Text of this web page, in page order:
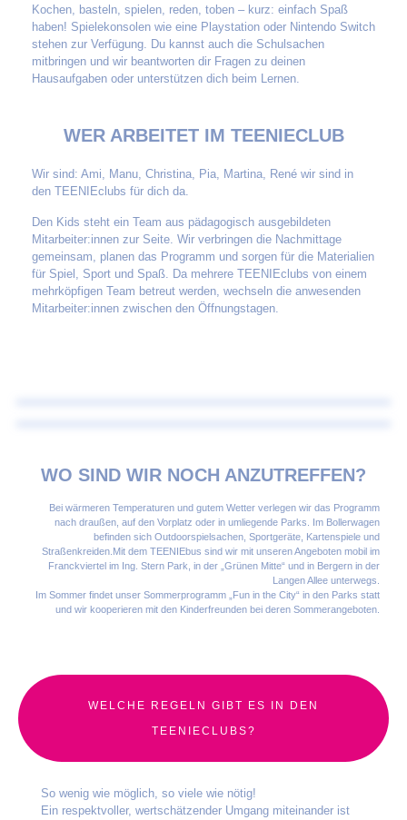
Kochen, basteln, spielen, reden, toben – kurz: einfach Spaß
haben! Spielekonsolen wie eine Playstation oder Nintendo Switch
stehen zur Verfügung. Du kannst auch die Schulsachen
mitbringen und wir beantworten dir Fragen zu deinen
Hausaufgaben oder unterstützen dich beim Lernen.
WER ARBEITET IM TEENIECLUB
Wir sind: Ami, Manu, Christina, Pia, Martina, René wir sind in
den TEENIEclubs für dich da.
Den Kids steht ein Team aus pädagogisch ausgebildeten
Mitarbeiter:innen zur Seite. Wir verbringen die Nachmittage
gemeinsam, planen das Programm und sorgen für die Materialien
für Spiel, Sport und Spaß. Da mehrere TEENIEclubs von einem
mehrköpfigen Team betreut werden, wechseln die anwesenden
Mitarbeiter:innen zwischen den Öffnungstagen.
WO SIND WIR NOCH ANZUTREFFEN?
Bei wärmeren Temperaturen und gutem Wetter verlegen wir das Programm
nach draußen, auf den Vorplatz oder in umliegende Parks. Im Bollerwagen
befinden sich Outdoorspielsachen, Sportgeräte, Kartenspiele und
Straßenkreiden.Mit dem TEENIEbus sind wir mit unseren Angeboten mobil im
Franckviertel im Ing. Stern Park, in der „Grünen Mitte“ und in Bergern in der
Langen Allee unterwegs.
Im Sommer findet unser Sommerprogramm „Fun in the City“ in den Parks statt
und wir kooperieren mit den Kinderfreunden bei deren Sommerangeboten.
WELCHE REGELN GIBT ES IN DEN
TEENIECLUBS?
So wenig wie möglich, so viele wie nötig!
Ein respektvoller, wertschätzender Umgang miteinander ist